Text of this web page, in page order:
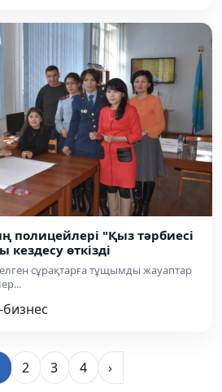
"Қыз тәрбиесі
кездесу өткізді
сұрақтарға тұщымды жауаптар
2 3 4 ›